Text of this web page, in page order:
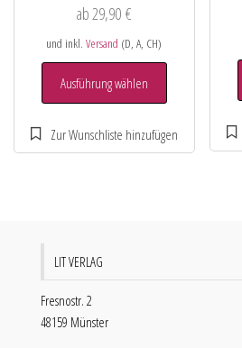
ab 29,90€
und inkl.Versand (D, A, CH)
Ausführung wählen
LIT VERLAG
Fresnostr. 2
48159 Münster